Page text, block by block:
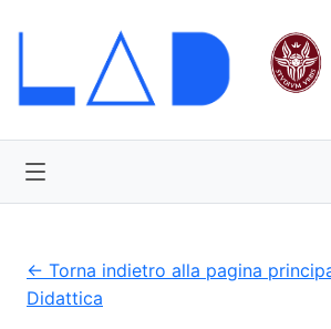
← Torna indietro alla pagina
Didattica